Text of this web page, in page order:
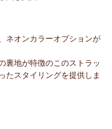
ネオンカラーオプションが
裏地が特徴のこのストラッ
たスタイリングを提供しま